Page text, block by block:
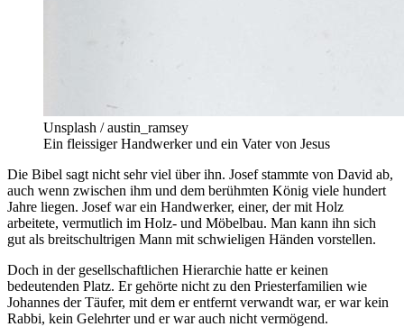
Unsplash / austin_ramsey
Ein fleissiger Handwerker und ein Vater von Jesus
Die Bibel sagt nicht sehr viel über ihn. Josef stammte von David ab,
auch wenn zwischen ihm und dem berühmten König viele hundert
Jahre liegen. Josef war ein Handwerker, einer, der mit Holz
arbeitete, vermutlich im Holz- und Möbelbau. Man kann ihn sich
gut als breitschultrigen Mann mit schwieligen Händen vorstellen.
Doch in der gesellschaftlichen Hierarchie hatte er keinen
bedeutenden Platz. Er gehörte nicht zu den Priesterfamilien wie
Johannes der Täufer, mit dem er entfernt verwandt war, er war kein
Rabbi, kein Gelehrter und er war auch nicht vermögend.